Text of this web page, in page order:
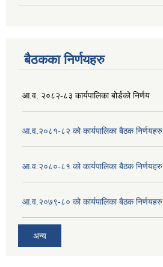
बैठकका निर्णयहरु
आ.व. २०८२-८३ कार्यपालिका बोर्डको निर्णय
आ.व.२०८१-८२ को कार्यपालिका बैठक निर्णयहरु
आ.व.२०८०-८१ को कार्यपालिका बैठक निर्णयहरु
आ.व.२०७९-८० को कार्यपालिका बैठक निर्णयहरु
अन्य